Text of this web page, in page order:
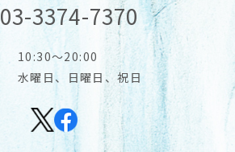
03-3374-7370
10:30～20:00
水曜日、日曜日、祝日